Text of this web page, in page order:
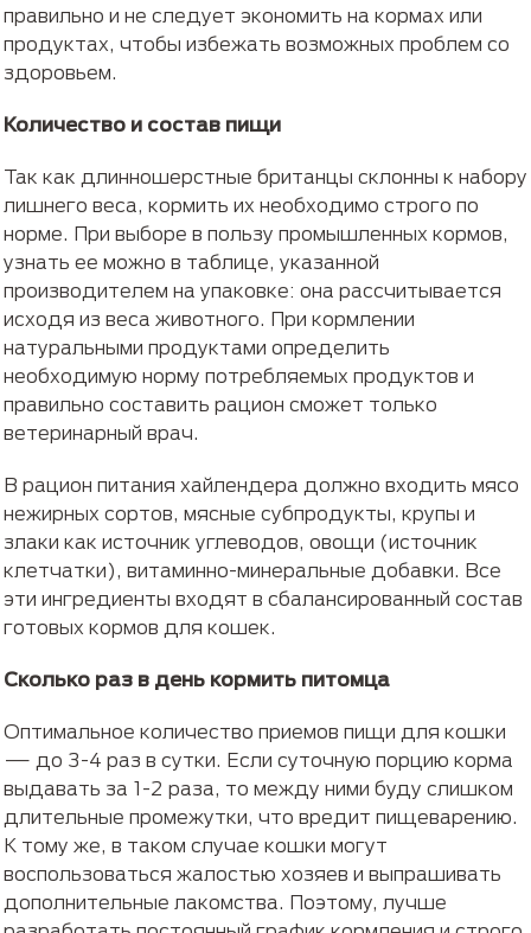
правильно и не следует экономить на кормах или
продуктах, чтобы избежать возможных проблем со
здоровьем.
Количество и состав пищи
Так как длинношерстные британцы склонны к набору
лишнего веса, кормить их необходимо строго по
норме. При выборе в пользу промышленных кормов,
узнать ее можно в таблице, указанной
производителем на упаковке: она рассчитывается
исходя из веса животного. При кормлении
натуральными продуктами определить
необходимую норму потребляемых продуктов и
правильно составить рацион сможет только
ветеринарный врач.
В рацион питания хайлендера должно входить мясо
нежирных сортов, мясные субпродукты, крупы и
злаки как источник углеводов, овощи (источник
клетчатки), витаминно-минеральные добавки. Все
эти ингредиенты входят в сбалансированный состав
готовых кормов для кошек.
Сколько раз в день кормить питомца
Оптимальное количество приемов пищи для кошки
— до 3-4 раз в сутки. Если суточную порцию корма
выдавать за 1-2 раза, то между ними буду слишком
длительные промежутки, что вредит пищеварению.
К тому же, в таком случае кошки могут
воспользоваться жалостью хозяев и выпрашивать
дополнительные лакомства. Поэтому, лучше